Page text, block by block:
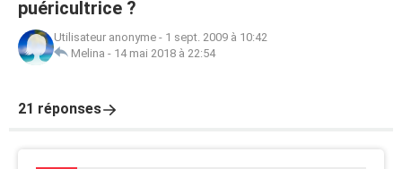
puéricultrice ?
Utilisateur anonyme - 1 sept. 2009 à 10:42
Melina - 14 mai 2018 à 22:54
21 réponses